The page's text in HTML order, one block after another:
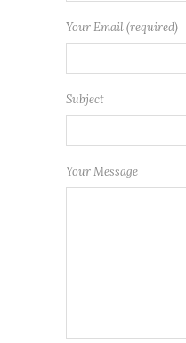
Your Email (required)
Subject
Your Message